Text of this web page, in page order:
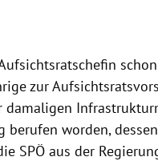
zur
damaligen
worden,
SPÖ aus der